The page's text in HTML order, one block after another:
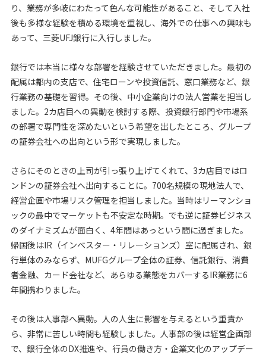
り、業務が多岐にわたって色んな可能性があること、そして入社
後も多様な経験を積める環境を重視し、海外での仕事への興味も
あって、三菱UFJ銀行に入行しました。
銀行では本当に様々な部署を経験させていただきました。最初の
配属は都内の支店で、住宅ローンや投資信託、窓口業務など、銀
行業務の基礎を習得。その後、中小企業向けの法人営業を担当し
ました。2カ店目への異動を検討する際、投資銀行部門や市場系
の部署で専門性を深めたいという希望を出したところ、グループ
の証券会社への出向という形で実現しました。
さらにそのときの上司が引っ張り上げてくれて、3カ店目ではロ
ンドンの証券会社へ出向することに。700名規模の現地法人で、
経営企画や市場リスク管理を担当しました。当時はリーマンショ
ックの最中でマーケットも不安定な時期。でも逆に証券ビジネス
のダイナミズムが面白く、4年間はあっという間に過ぎました。
帰国後はIR（インベスター・リレーションズ）室に配属され、銀
行単体のみならず、MUFGグループ全体の証券、信託銀行、消費
者金融、カード会社など、あらゆる業態をカバーするIR業務に6
年間携わりました。
その後は人事部へ異動。人の人生に影響を与えるという重責か
ら、非常に苦しい時間も経験しました。人事部の後は経営企画部
で、銀行全体のDX推進や、行員の働き方・企業文化のアップデー